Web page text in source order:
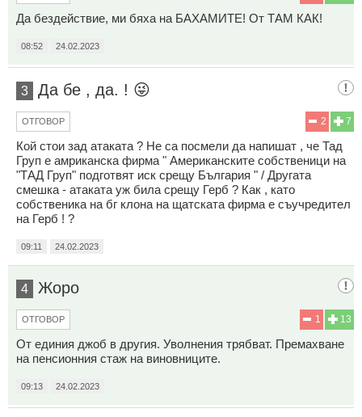
Да бездействие, ми бяха на БАХАМИТЕ! От ТАМ КАК!
08:52 24.02.2023
3 Да бе , да. ! 😜
7
2
ОТГОВОР
Кой стои зад атаката ? Не са посмели да напишат , че Тад
Груп е амриканска фирма " Американските собственици на
"ТАД Груп" подготвят иск срещу България " / Другата
смешка - атаката уж била срещу Герб ? Как , като
собственика на бг клона на щатската фирма е съучредител
на Герб ! ?
09:11 24.02.2023
4 Жоро
13
1
ОТГОВОР
От единия джоб в другия. Уволнения трябват. Премахване
на пенсионния стаж на виновниците.
09:13 24.02.2023